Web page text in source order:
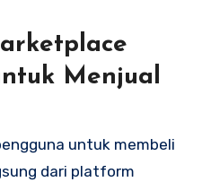
Menjual
untuk membeli
dari platform